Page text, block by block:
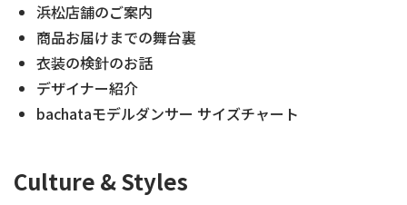
浜松店舗のご案内
商品お届けまでの舞台裏
衣装の検針のお話
デザイナー紹介
bachataモデルダンサー サイズチャート
Culture & Styles